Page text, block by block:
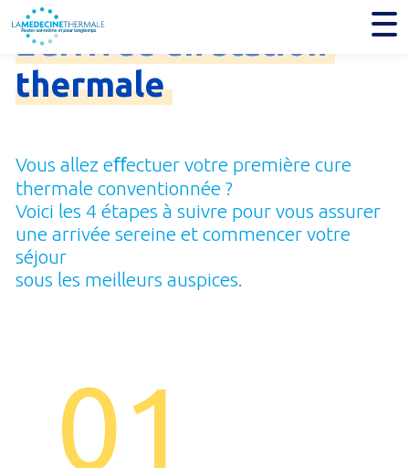
L'arrivée
thermale
Vous allez eﬀectuer votre première cure
thermale conventionnée ?
Voici les 4 étapes à suivre pour vous assurer
une arrivée sereine et commencer votre
séjour
sous les meilleurs auspices.
01